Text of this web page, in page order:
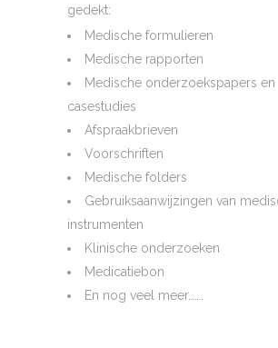
gedekt:
Medische formulieren
Medische rapporten
Medische onderzoekspapers en
casestudies
Afspraakbrieven
Voorschriften
Medische folders
Gebruiksaanwijzingen van
instrumenten
Klinische onderzoeken
Medicatiebon
En nog veel meer…….